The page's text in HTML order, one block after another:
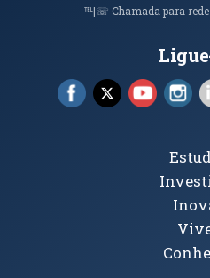
℡|☏ Chamada para
Facebook (abre em
X (abre em
Tópicos